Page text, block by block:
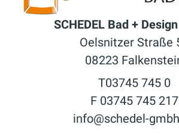
SCHEDEL Bad +
Oelsnitzer Straße
08223
T03745 745 0
F 03745 745 217
info@schedel-